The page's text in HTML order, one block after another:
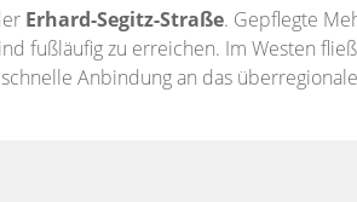
Erhard-Segitz-Straße. Gepflegte
fußläufig zu erreichen. Im Westen
Anbindung an das